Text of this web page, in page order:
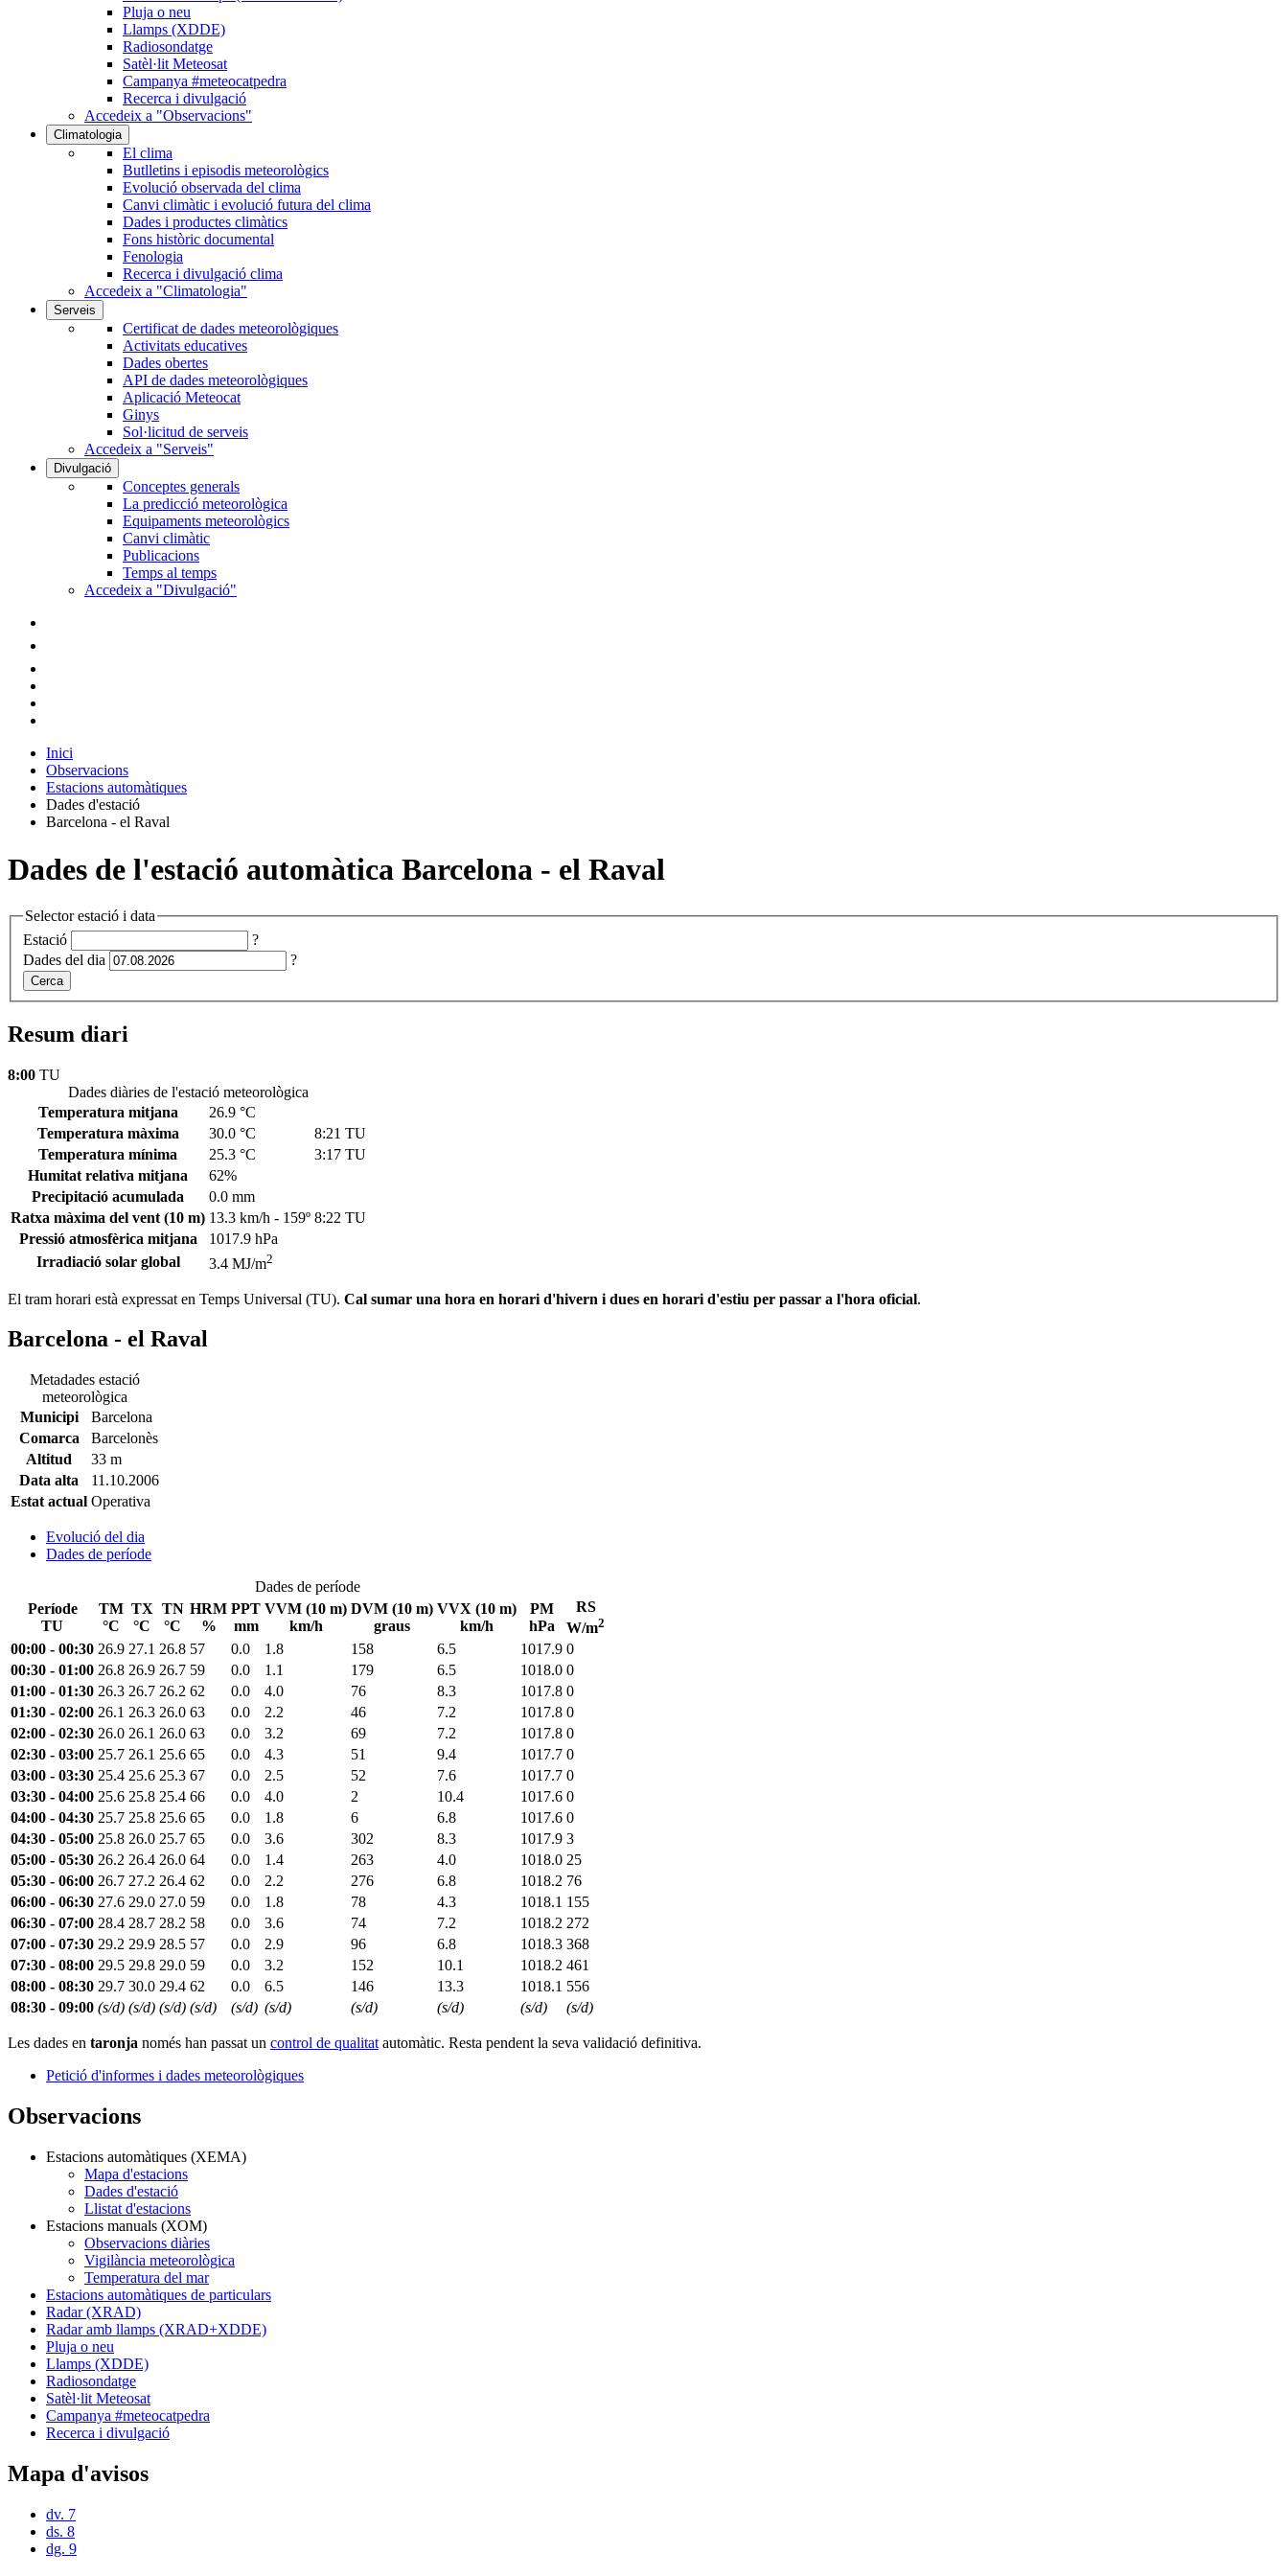
Pluja o neu
Llamps (XDDE)
Radiosondatge
Satèl·lit Meteosat
Campanya #meteocatpedra
Recerca i divulgació
Accedeix a "Observacions"
Climatologia
El clima
Butlletins i episodis meteorològics
Evolució observada del clima
Canvi climàtic i evolució futura del clima
Dades i productes climàtics
Fons històric documental
Fenologia
Recerca i divulgació clima
Accedeix a "Climatologia"
Serveis
Certificat de dades meteorològiques
Activitats educatives
Dades obertes
API de dades meteorològiques
Aplicació Meteocat
Ginys
Sol·licitud de serveis
Accedeix a "Serveis"
Divulgació
Conceptes generals
La predicció meteorològica
Equipaments meteorològics
Canvi climàtic
Publicacions
Temps al temps
Accedeix a "Divulgació"
Inici
Observacions
Estacions automàtiques
Dades d'estació
Barcelona - el Raval
Dades de l'estació automàtica Barcelona - el Raval
Selector estació i data
Estació
?
Dades del dia
?
Cerca
Resum diari
8:00 TU
Dades diàries de l'estació meteorològica
Temperatura mitjana
26.9 °C
Temperatura màxima
30.0 °C
8:21 TU
Temperatura mínima
25.3 °C
3:17 TU
Humitat relativa mitjana
62%
Precipitació acumulada
0.0 mm
Ratxa màxima del vent (10 m) 13.3 km/h - 159º 8:22 TU
Pressió atmosfèrica mitjana
1017.9 hPa
Irradiació solar global
3.4 MJ/m2
El tram horari està expressat en Temps Universal (TU). Cal sumar una hora en horari d'hivern i dues en horari d'estiu per passar a l'hora oficial.
Barcelona - el Raval
Metadades estació
meteorològica
Municipi
Barcelona
Comarca
Barcelonès
Altitud
33 m
Data alta
11.10.2006
Estat actual Operativa
Evolució del dia
Dades de període
Dades de període
Període
TU
TM
°C
TX
°C
TN
°C
HRM
%
PPT
mm
VVM (10 m)
km/h
DVM (10 m)
graus
VVX (10 m)
km/h
PM
hPa
RS
W/m2
00:00 - 00:30 26.9 27.1 26.8 57 0.0 1.8 158 6.5 1017.9 0
00:30 - 01:00 26.8 26.9 26.7 59 0.0 1.1 179 6.5 1018.0 0
01:00 - 01:30 26.3 26.7 26.2 62 0.0 4.0 76 8.3 1017.8 0
01:30 - 02:00 26.1 26.3 26.0 63 0.0 2.2 46 7.2 1017.8 0
02:00 - 02:30 26.0 26.1 26.0 63 0.0 3.2 69 7.2 1017.8 0
02:30 - 03:00 25.7 26.1 25.6 65 0.0 4.3 51 9.4 1017.7 0
03:00 - 03:30 25.4 25.6 25.3 67 0.0 2.5 52 7.6 1017.7 0
03:30 - 04:00 25.6 25.8 25.4 66 0.0 4.0 2 10.4 1017.6 0
04:00 - 04:30 25.7 25.8 25.6 65 0.0 1.8 6 6.8 1017.6 0
04:30 - 05:00 25.8 26.0 25.7 65 0.0 3.6 302 8.3 1017.9 3
05:00 - 05:30 26.2 26.4 26.0 64 0.0 1.4 263 4.0 1018.0 25
05:30 - 06:00 26.7 27.2 26.4 62 0.0 2.2 276 6.8 1018.2 76
06:00 - 06:30 27.6 29.0 27.0 59 0.0 1.8 78 4.3 1018.1 155
06:30 - 07:00 28.4 28.7 28.2 58 0.0 3.6 74 7.2 1018.2 272
07:00 - 07:30 29.2 29.9 28.5 57 0.0 2.9 96 6.8 1018.3 368
07:30 - 08:00 29.5 29.8 29.0 59 0.0 3.2 152 10.1 1018.2 461
08:00 - 08:30 29.7 30.0 29.4 62 0.0 6.5 146 13.3 1018.1 556
08:30 - 09:00 (s/d) (s/d) (s/d) (s/d) (s/d) (s/d) (s/d) (s/d) (s/d) (s/d)
Les dades en taronja només han passat un control de qualitat automàtic. Resta pendent la seva validació definitiva.
Petició d'informes i dades meteorològiques
Observacions
Estacions automàtiques (XEMA)
Mapa d'estacions
Dades d'estació
Llistat d'estacions
Estacions manuals (XOM)
Observacions diàries
Vigilància meteorològica
Temperatura del mar
Estacions automàtiques de particulars
Radar (XRAD)
Radar amb llamps (XRAD+XDDE)
Pluja o neu
Llamps (XDDE)
Radiosondatge
Satèl·lit Meteosat
Campanya #meteocatpedra
Recerca i divulgació
Mapa d'avisos
dv. 7
ds. 8
dg. 9